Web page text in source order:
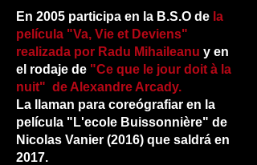
En 2005 participa en la B.S.O de la
película "Va, Vie et Deviens"
realizada por Radu Mihaileanu y en
el rodaje de "Ce que le jour doit à la
nuit" de Alexandre Arcady.
La llaman para coreógrafiar en la
película "L'ecole Buissonnière" de
Nicolas Vanier (2016) que saldrá en
2017.